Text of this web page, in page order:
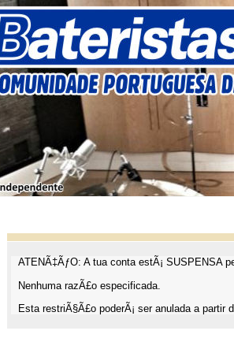
ATENÃ‡ÃƒO: A tua conta estÃ¡ SUSPENSA
Nenhuma razÃ£o especificada.
Esta restriÃ§Ã£o poderÃ¡ ser anulada a partir